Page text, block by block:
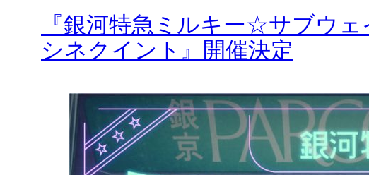
『銀河特急ミルキー☆サブウ
シネクイント』開催決定